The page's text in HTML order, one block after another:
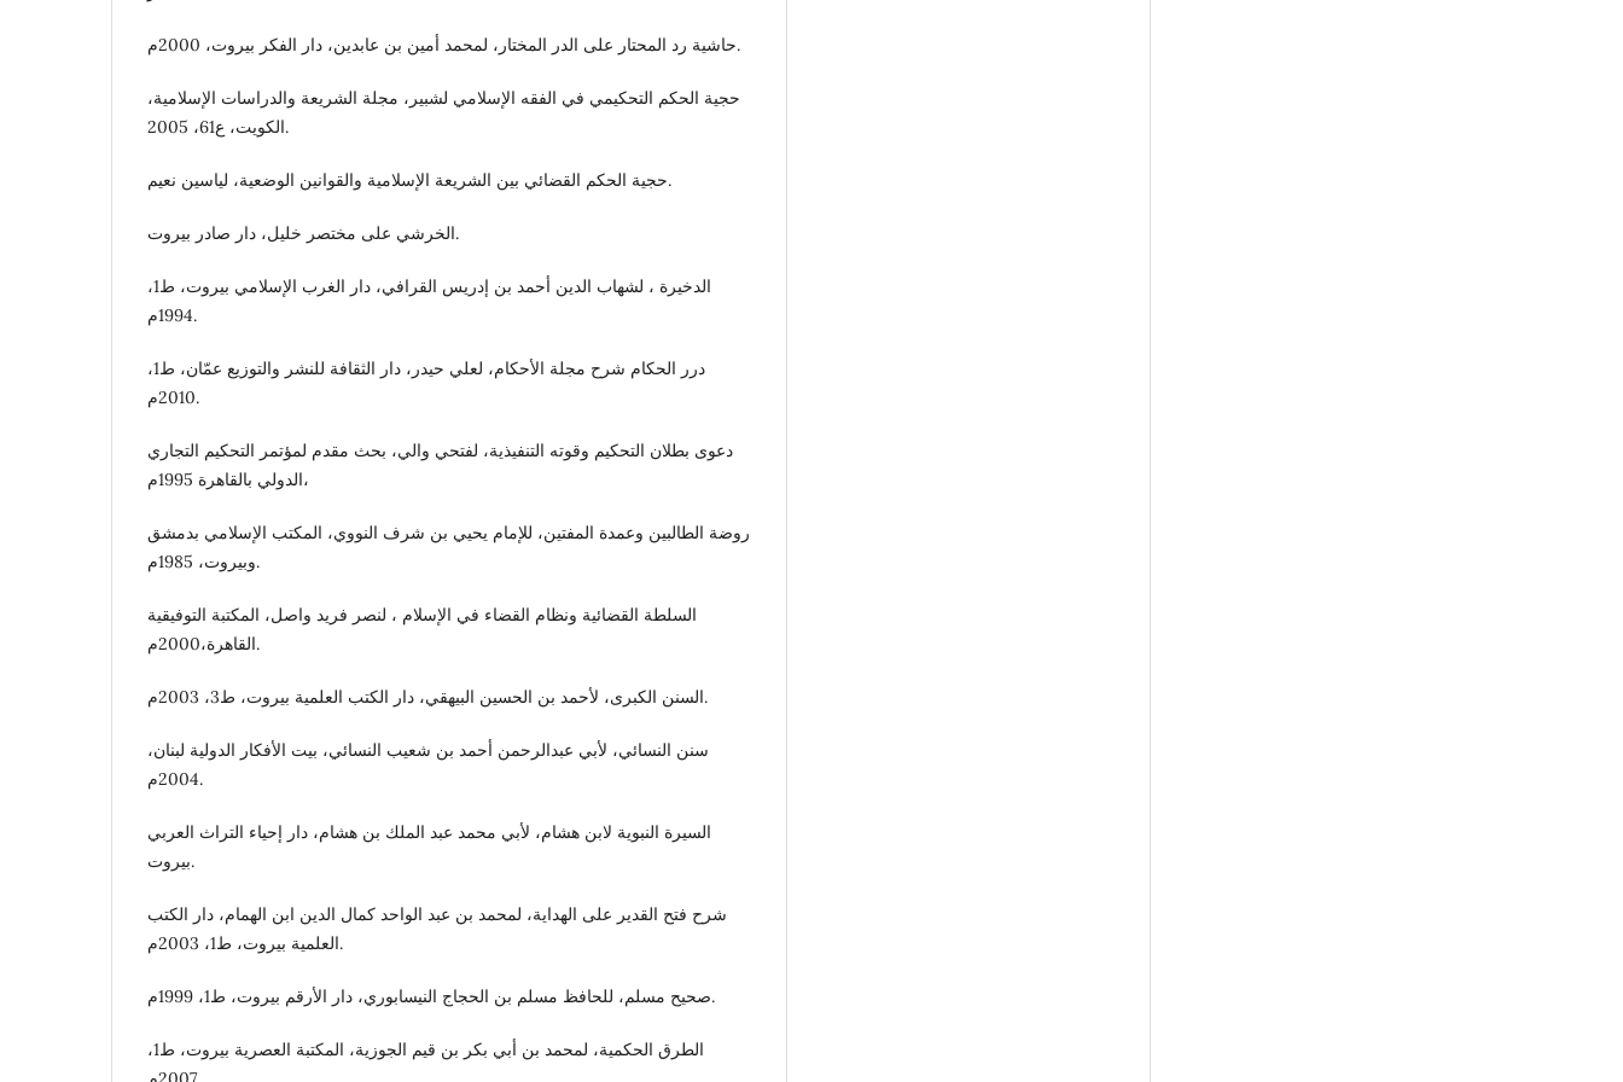
حاشية رد المحتار على الدر المختار، لمحمد أمين بن عابدين، دار الفكر بيروت، 2000م.
حجية الحكم التحكيمي في الفقه الإسلامي لشبير، مجلة الشريعة والدراسات الإسلامية،
الكويت، ع61، 2005.
حجية الحكم القضائي بين الشريعة الإسلامية والقوانين الوضعية، لياسين نعيم.
الخرشي على مختصر خليل، دار صادر بيروت.
الدخيرة ، لشهاب الدين أحمد بن إدريس القرافي، دار الغرب الإسلامي بيروت، ط1،
1994م.
درر الحكام شرح مجلة الأحكام، لعلي حيدر، دار الثقافة للنشر والتوزيع عمّان، ط1،
2010م.
دعوى بطلان التحكيم وقوته التنفيذية، لفتحي والي، بحث مقدم لمؤتمر التحكيم التجاري
الدولي بالقاهرة 1995م،
روضة الطالبين وعمدة المفتين، للإمام يحيي بن شرف النووي، المكتب الإسلامي بدمشق
وبيروت، 1985م.
السلطة القضائية ونظام القضاء في الإسلام ، لنصر فريد واصل، المكتبة التوفيقية
القاهرة،2000م.
السنن الكبرى، لأحمد بن الحسين البيهقي، دار الكتب العلمية بيروت، ط3، 2003م.
سنن النسائي، لأبي عبدالرحمن أحمد بن شعيب النسائي، بيت الأفكار الدولية لبنان،
2004م.
السيرة النبوية لابن هشام، لأبي محمد عبد الملك بن هشام، دار إحياء التراث العربي
بيروت.
شرح فتح القدير على الهداية، لمحمد بن عبد الواحد كمال الدين ابن الهمام، دار الكتب
العلمية بيروت، ط1، 2003م.
صحيح مسلم، للحافظ مسلم بن الحجاج النيسابوري، دار الأرقم بيروت، ط1، 1999م.
الطرق الحكمية، لمحمد بن أبي بكر بن قيم الجوزية، المكتبة العصرية بيروت، ط1،